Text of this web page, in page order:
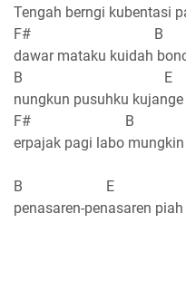
Tengah berngi kubentasi
F# B
dawar mataku kuidah
B E
nungkun pusuhku
F# B
erpajak pagi labo
B E
penasaren-penasaren